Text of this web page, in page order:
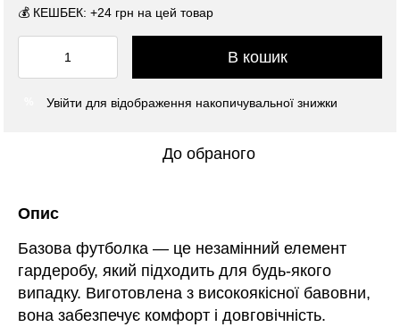
💰 КЕШБЕК: +24 грн на цей товар
В кошик
Увійти для відображення накопичувальної знижки
До обраного
Опис
Базова футболка — це незамінний елемент
гардеробу, який підходить для будь-якого
випадку. Виготовлена з високоякісної бавовни,
вона забезпечує комфорт і довговічність.